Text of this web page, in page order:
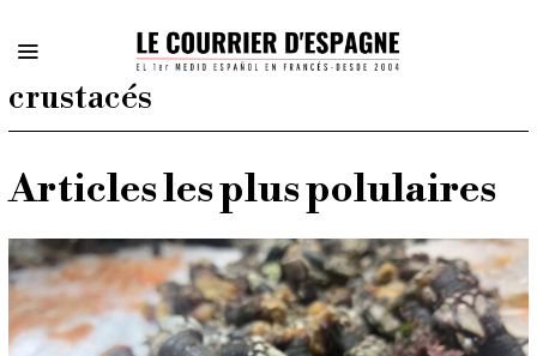
crustacés
Articles les plus polulaires